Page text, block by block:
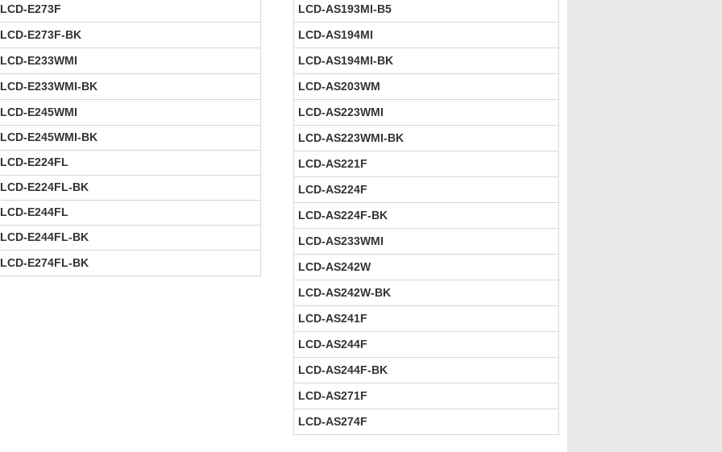
LCD-E273F
LCD-E273F-BK
LCD-E233WMI
LCD-E233WMI-BK
LCD-E245WMI
LCD-E245WMI-BK
LCD-E224FL
LCD-E224FL-BK
LCD-E244FL
LCD-E244FL-BK
LCD-E274FL-BK
LCD-AS193MI-B5
LCD-AS194MI
LCD-AS194MI-BK
LCD-AS203WM
LCD-AS223WMI
LCD-AS223WMI-BK
LCD-AS221F
LCD-AS224F
LCD-AS224F-BK
LCD-AS233WMI
LCD-AS242W
LCD-AS242W-BK
LCD-AS241F
LCD-AS244F
LCD-AS244F-BK
LCD-AS271F
LCD-AS274F